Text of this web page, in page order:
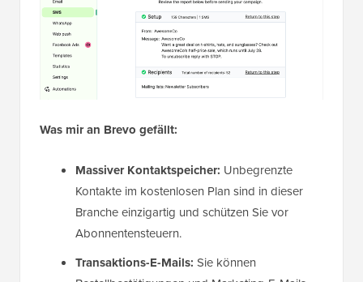
Was mir an Brevo gefällt:
Massiver Kontaktspeicher: Unbegrenzte
Kontakte im kostenlosen Plan sind in dieser
Branche einzigartig und schützen Sie vor
Abonnentensteuern.
Transaktions-E-Mails: Sie können